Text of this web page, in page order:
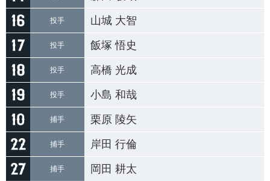
投手 山城 大智
投手 飯塚 悟史
投手 高橋 光成
投手 小島 和哉
捕手 栗原 陵矢
捕手 岸田 行倫
捕手 岡田 耕太